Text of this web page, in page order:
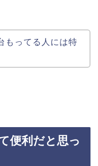
もってる人には特
便利だと思っ